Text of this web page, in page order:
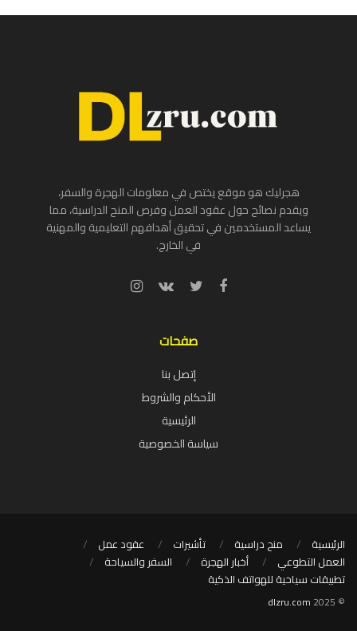
هجرليك هو موقع يختص في معلومات الهجرة والسفر،
ويقدم نصائح حول عقود العمل وفرص المنح الدراسية، مما
يساعد المستخدمين في تحقيق أهدافهم التعليمية والمهنية
في الخارج.
صفحات
إتصل بنا
الأحكام والشروط
الرئيسية
سياسة الخصوصية
الرئيسية منح دراسية تأشيرات
عقود عمل
العمل التطوعي
أخبار الهجرة
السفر والسياحة
تطبيقات سياحية للهواتف الذكية
© 2025
dlzru.com